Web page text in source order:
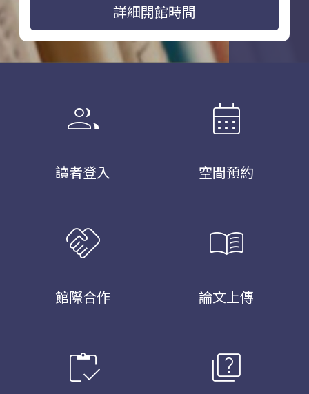
詳細開館時間
group
讀者登入
calendar_month
空間預約
handshake
館際合作
menu_book
論文上傳
inventory quiz